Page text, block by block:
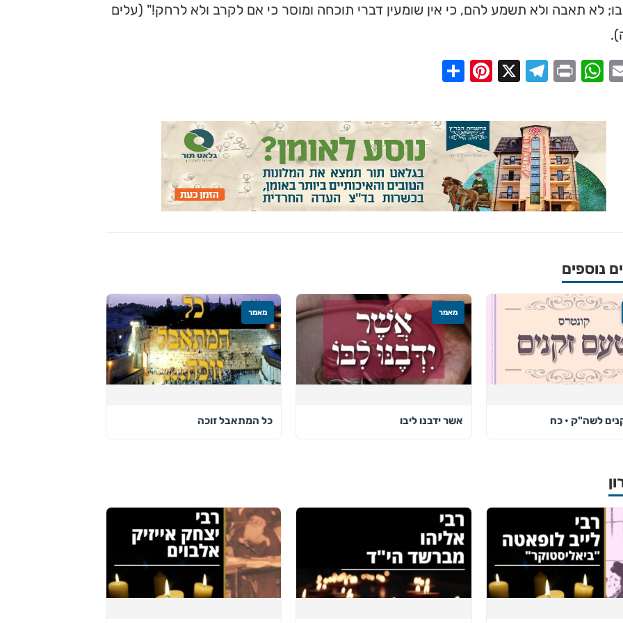
לא תאבה ולא תשמע להם, כי אין שומעין דברי תוכחה ומוסר כי אם לקרב ולא לרחק!" (עלים
Email
WhatsApp
Print
Telegram
Pinterest
נוספים
לשה"ק • כח
מאמר
אשר ידבנו ליבו
מאמר
כל המתאבל זוכה